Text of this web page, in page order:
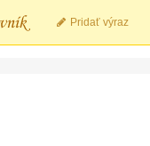
Pridať výraz